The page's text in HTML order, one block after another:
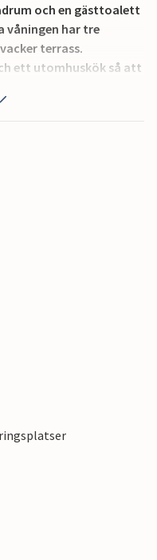
och en gästtoalett
våningen har tre
terrass.
ett utomhuskök så att
vilket vatten rinner
med
hus.